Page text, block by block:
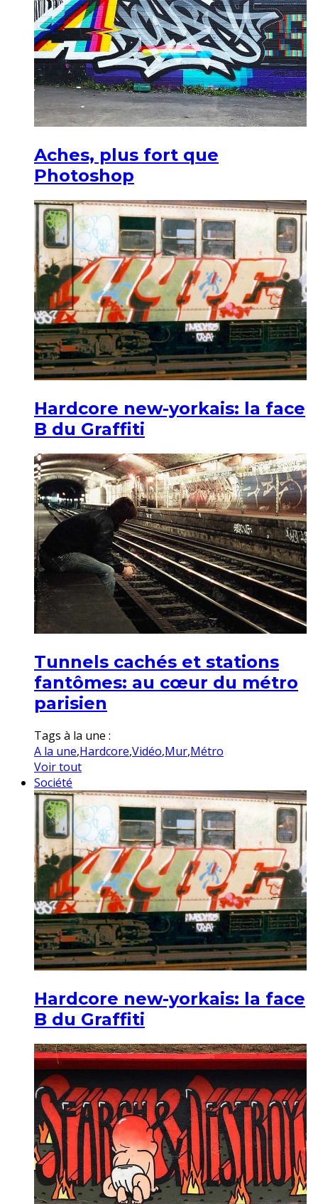
Aches, plus fort que
Photoshop
Hardcore new-yorkais: la face
B du Graffiti
Tunnels cachés et stations
fantômes: au cœur du métro
parisien
Tags à la une :
A la une,Hardcore,Vidéo,Mur,Métro
Voir tout
Société
Hardcore new-yorkais: la face
B du Graffiti